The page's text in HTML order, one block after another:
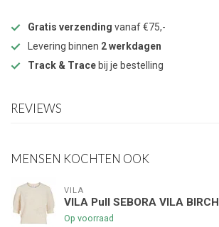
Gratis verzending vanaf €75,-
Levering binnen 2 werkdagen
Track & Trace bij je bestelling
REVIEWS
MENSEN KOCHTEN OOK
VILA
VILA Pull SEBORA VILA BIRCH
Op voorraad